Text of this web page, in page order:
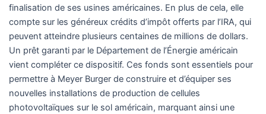
finalisation de ses usines américaines. En plus de cela, elle
compte sur les généreux crédits d’impôt offerts par l’IRA, qui
peuvent atteindre plusieurs centaines de millions de dollars.
Un prêt garanti par le Département de l’Énergie américain
vient compléter ce dispositif. Ces fonds sont essentiels pour
permettre à Meyer Burger de construire et d’équiper ses
nouvelles installations de production de cellules
photovoltaïques sur le sol américain, marquant ainsi une